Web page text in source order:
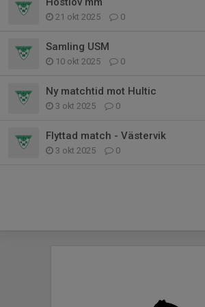
21 okt 2025 0
Samling USM
10 okt 2025 0
Ny matchtid mot Hultic
3 okt 2025 0
Flyttad match - Västervik
3 okt 2025 0